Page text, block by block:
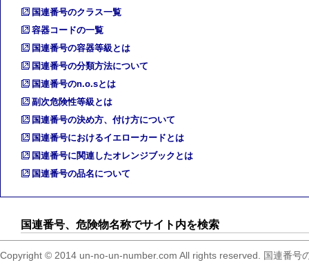
国連番号のクラス一覧
容器コードの一覧
国連番号の容器等級とは
国連番号の分類方法について
国連番号のn.o.sとは
副次危険性等級とは
国連番号の決め方、付け方について
国連番号におけるイエローカードとは
国連番号に関連したオレンジブックとは
国連番号の品名について
国連番号、危険物名称でサイト内を検索
Copyright © 2014 un-no-un-number.com All rights reserved. 国連番号